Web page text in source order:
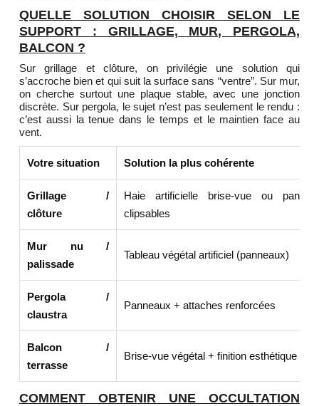
QUELLE SOLUTION CHOISIR SELON LE
SUPPORT : GRILLAGE, MUR, PERGOLA,
BALCON ?
Sur grillage et clôture, on privilégie une solution qui
s’accroche bien et qui suit la surface sans “ventre”. Sur mur,
on cherche surtout une plaque stable, avec une jonction
discrète. Sur pergola, le sujet n’est pas seulement le rendu :
c’est aussi la tenue dans le temps et le maintien face au
vent.
Votre situation Solution la plus cohérente
Grillage /
clôture
Haie artificielle brise-vue ou
clipsables
Mur nu /
palissade
Tableau végétal artificiel (panneaux)
Pergola /
claustra
Panneaux + attaches renforcées
Balcon /
terrasse
Brise-vue végétal + finition esthétique
COMMENT OBTENIR UNE OCCULTATION